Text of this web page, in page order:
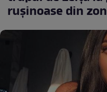
rușinoase din